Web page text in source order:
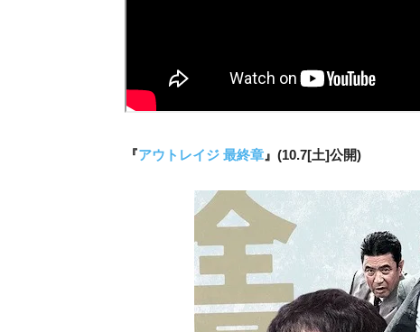
『アウトレイジ 最終章 』(10.7[土]公開)